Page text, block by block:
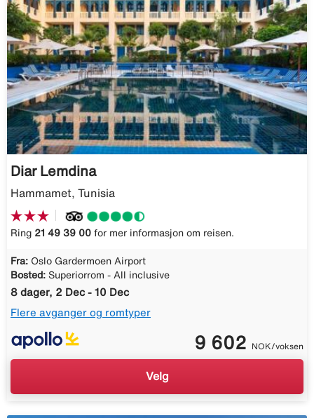
Diar Lemdina
Hammamet, Tunisia
Ring 21 49 39 00 for mer informasjon om reisen.
Fra: Oslo Gardermoen Airport
Bosted: Superiorrom - All inclusive
8 dager, 2 Dec - 10 Dec
Flere avganger og romtyper
9 602 NOK/voksen
Velg